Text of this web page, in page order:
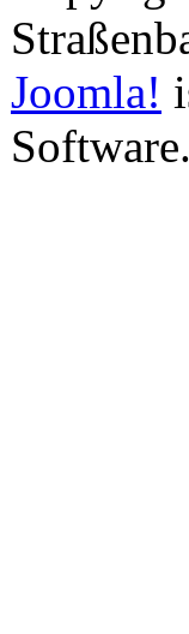
Joomla!
Software.